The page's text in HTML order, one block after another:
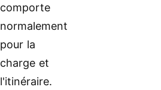
comporte
normalement
pour la
charge et
l'itinéraire.